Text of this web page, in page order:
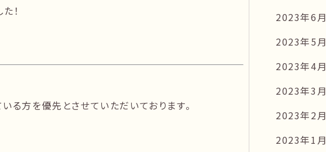
！
る方を優先とさせていただいております。
2023年6月
2023年5月
2023年4月
2023年3月
2023年2月
2023年1月